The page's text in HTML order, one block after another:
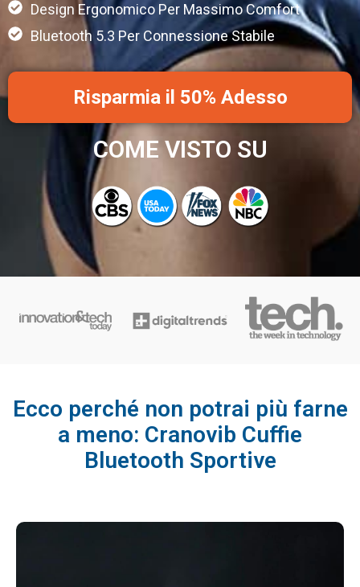
Design Ergonomico Per Massimo Comfort
Bluetooth 5.3 Per Connessione Stabile
Risparmia il 50% Adesso
COME VISTO SU
Ecco perché non potrai più farne
a meno: Cranovib Cuffie
Bluetooth Sportive